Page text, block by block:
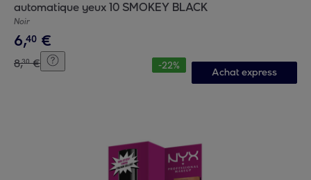
automatique yeux 10 SMOKEY BLACK
Noir
6,40 €
8,30 € -22%
Achat express